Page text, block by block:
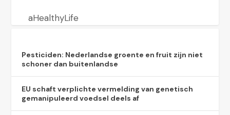
aHealthyLife
Pesticiden: Nederlandse groente en fruit zijn niet
schoner dan buitenlandse
EU schaft verplichte vermelding van genetisch
gemanipuleerd voedsel deels af